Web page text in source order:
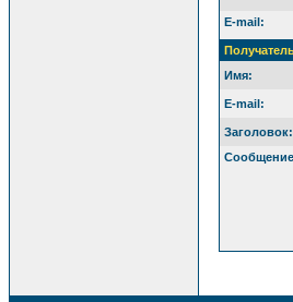
E-mail:
Имя:
E-mail:
Заголовок: